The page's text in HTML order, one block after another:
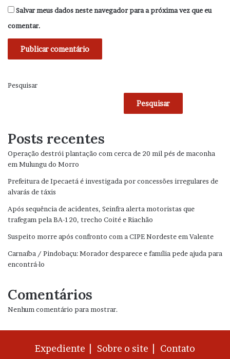
Salvar meus dados neste navegador para a próxima vez que eu
comentar.
Pesquisar
Pesquisar
Posts recentes
Operação destrói plantação com cerca de 20 mil pés de maconha
em Mulungu do Morro
Prefeitura de Ipecaetá é investigada por concessões irregulares de
alvarás de táxis
Após sequência de acidentes, Seinfra alerta motoristas que
trafegam pela BA-120, trecho Coité e Riachão
Suspeito morre após confronto com a CIPE Nordeste em Valente
Carnaíba / Pindobaçu: Morador desparece e família pede ajuda para
encontrá-lo
Comentários
Nenhum comentário para mostrar.
Expediente | Sobre o site | Contato